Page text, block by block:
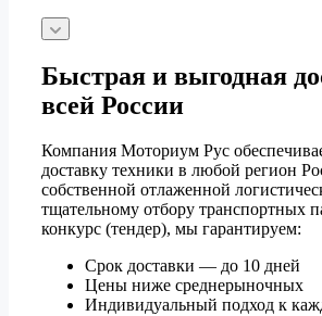
Быстрая и выгодная
всей России
Компания Моториум Рус
доставку техники в любой регион
собственной отлаженной
тщательному отбору транспортных
конкурс (тендер), мы гарантируем:
Срок доставки — до 10 дней
Цены ниже среднерыночных
Индивидуальный подход к